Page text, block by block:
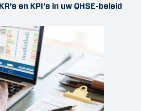
en KPI’s in uw QHSE-beleid